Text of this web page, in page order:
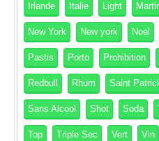
Irlande Italie Light
New York New york Noel
Pastis Porto Prohibition
Redbull Rhum Saint
Sans Alcool Shot Soda
Top Triple Sec Vert Vin